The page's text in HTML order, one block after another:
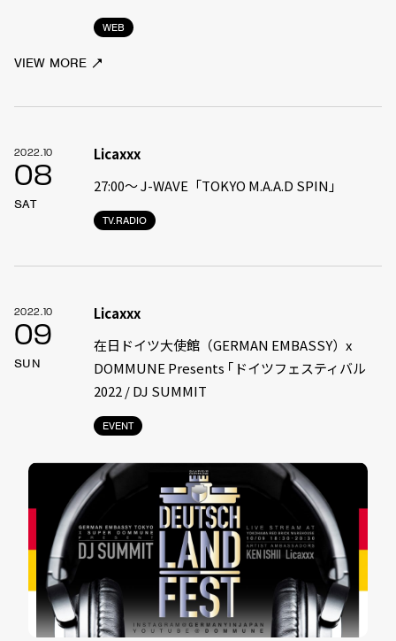
WEB
VIEW MORE
2022.10
08
SAT
TV.RADIO
Licaxxx
27:00〜 J-WAVE「TOKYO M.A.A.D SPIN」
2022.10
09
SUN
EVENT
Licaxxx
在日ドイツ大使館（GERMAN EMBASSY）x
DOMMUNE Presents ｢ドイツフェスティバル
2022 / DJ SUMMIT